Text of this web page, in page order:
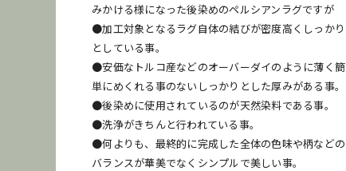
みかける様になった後染めのペルシアンラグですが
●加工対象となるラグ自体の結びが密度高くしっかり
としている事。
●安価なトルコ産などのオーバーダイのように薄く簡
単にめくれる事のないしっかりとした厚みがある事。
●後染めに使用されているのが天然染料である事。
●洗浄がきちんと行われている事。
●何よりも、最終的に完成した全体の色味や柄などの
バランスが華美でなくシンプルで美しい事。